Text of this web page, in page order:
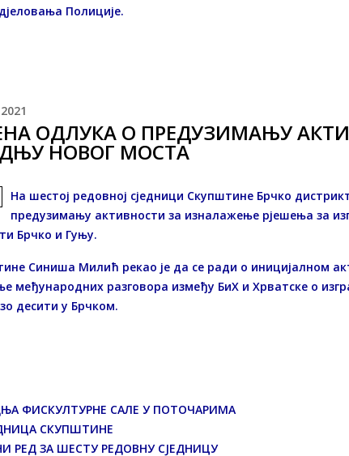
Полиције.
ОДЛУКА О ПРЕДУЗИМАЊУ
НОВОГ МОСТА
На шестој редовној сједници Скупштине Брчко
предузимању активности за изналажење рјешења за
Брчко и Гуњу.
Синиша Милић рекао је да се ради о иницијалном
међународних разговора између БиХ и Хрватске о
десити у Брчком.
ФИСКУЛТУРНЕ САЛЕ У ПОТОЧАРИМА
СКУПШТИНЕ
РЕД ЗА ШЕСТУ РЕДОВНУ СЈЕДНИЦУ